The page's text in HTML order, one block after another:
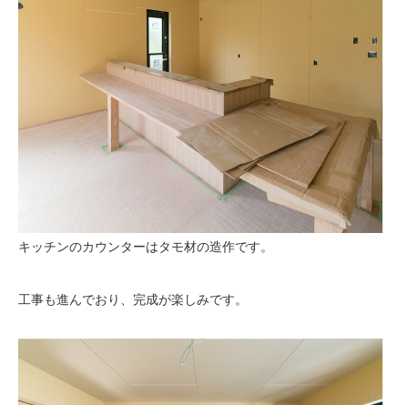
キッチンのカウンターはタモ材の造作です。
工事も進んでおり、完成が楽しみです。